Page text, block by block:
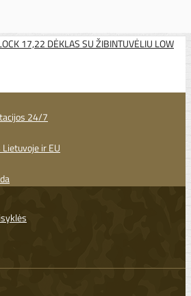
17,22 DĖKLAS SU ŽIBINTUVĖLIU LOW
24/7
ir EU